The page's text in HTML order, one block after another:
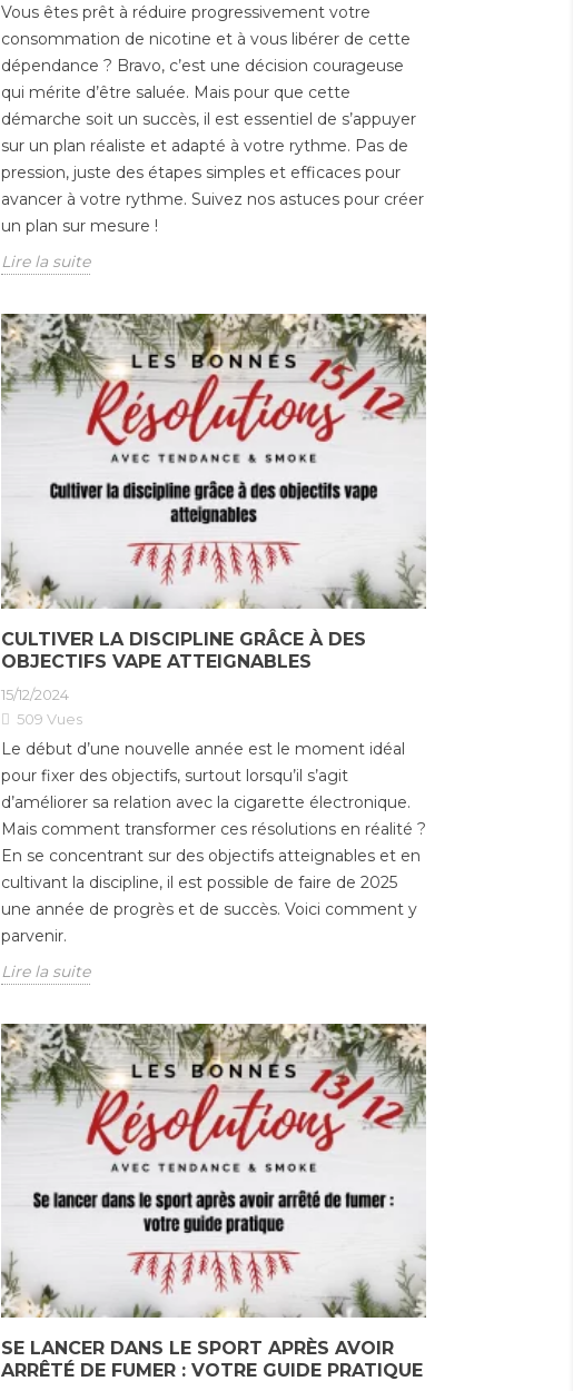
1er février 2026 : les
prix du tabac
augmentent encore,
certains paquets sont
déjà à 13 €
Publié dans:Les Actu
23/01/2026
1747
vues
nouvelle augmentation des
prix du tabac entre
officiellement en vigueur en
France.Cette...
Lire la suite
E-liquide 1L prêt à
vaper premium : enfin
le grand format haut
de gamme
Publié dans:
26/12/2025
429vues
saveurs et vos 50ml pour
votre...
Lire la suite
Tabac à plus de 13
euros dès janvier 2026
: le litre d’e-liquide
devient l’arme
vapoteurs malins
26/12/2025
7282vues
La nouvelle est tombée : au
1er janvier 2026, le prix du
tabac en France flambe
encore. Les paquets
augmentent de 10...
Les erreurs à éviter
liquide grand format
01/12/2025
en plus les vapoteurs en
quête d’économie. Entre les
bouteilles...
Lire la suite
Vous êtes prêt à réduire progressivement votre
consommation de nicotine et à vous libérer de cette
dépendance ? Bravo, c’est une décision courageuse
qui mérite d’être saluée. Mais pour que cette
démarche soit un succès, il est essentiel de s’appuyer
sur un plan réaliste et adapté à votre rythme. Pas de
pression, juste des étapes simples et efficaces pour
avancer à votre rythme. Suivez nos astuces pour créer
un plan sur mesure !
Lire la suite
CULTIVER LA DISCIPLINE GRÂCE À DES
OBJECTIFS VAPE ATTEIGNABLES
15/12/2024
509 Vues
Le début d’une nouvelle année est le moment idéal
pour fixer des objectifs, surtout lorsqu’il s’agit
d’améliorer sa relation avec la cigarette électronique.
Mais comment transformer ces résolutions en réalité ?
En se concentrant sur des objectifs atteignables et en
cultivant la discipline, il est possible de faire de 2025
une année de progrès et de succès. Voici comment y
parvenir.
Lire la suite
SE LANCER DANS LE SPORT APRÈS AVOIR
ARRÊTÉ DE FUMER : VOTRE GUIDE PRATIQUE